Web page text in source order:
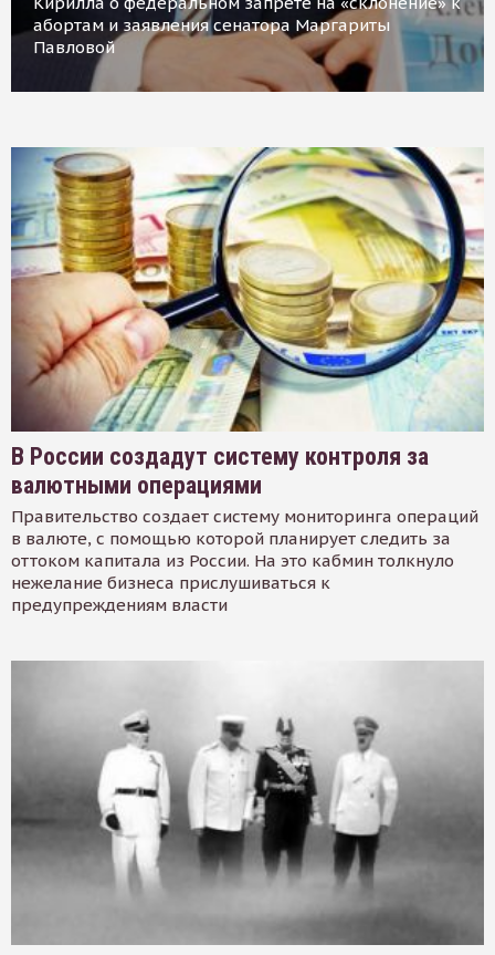
абортам и заявления сенатора Маргариты
Павловой
В России создадут систему контроля за
валютными операциями
Правительство создает систему мониторинга операций
в валюте, с помощью которой планирует следить за
оттоком капитала из России. На это кабмин толкнуло
нежелание бизнеса прислушиваться к
предупреждениям власти